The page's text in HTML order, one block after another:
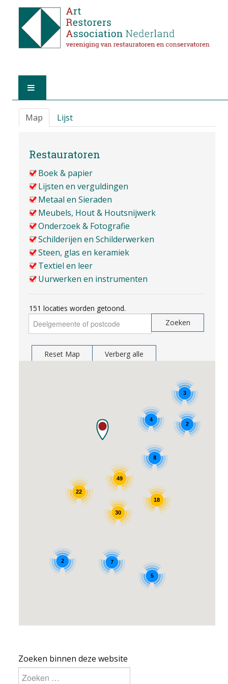
HOME
LID WORDEN
VIND EEN RESTAURATOR
EDUCATIE
NIEUWS
Selecteer de taal
Map Lijst
Restauratoren
Boek & papier
Lijsten en verguldingen
Metaal en Sieraden
Meubels, Hout & Houtsnijwerk
Onderzoek & Fotografie
Schilderijen en Schilderwerken
Steen, glas en keramiek
Textiel en leer
Uurwerken en instrumenten
151 locaties worden getoond.
Zoeken
Reset Map
Verberg alle
30
18
22
5
7
3
8
49
2
4
2
Zoeken